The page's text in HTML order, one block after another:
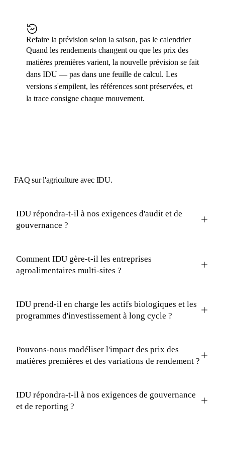
Refaire la prévision selon la saison, pas le calendrier
Quand les rendements changent ou que les prix des
matières premières varient, la nouvelle prévision se fait
dans IDU — pas dans une feuille de calcul. Les
versions s'empilent, les références sont préservées, et
la trace consigne chaque mouvement.
FAQ sur l'agriculture avec IDU.
IDU répondra-t-il à nos exigences d'audit et de
gouvernance ?
Comment IDU gère-t-il les entreprises
agroalimentaires multi-sites ?
IDU prend-il en charge les actifs biologiques et les
programmes d'investissement à long cycle ?
Pouvons-nous modéliser l'impact des prix des
matières premières et des variations de rendement ?
IDU répondra-t-il à nos exigences de gouvernance
et de reporting ?